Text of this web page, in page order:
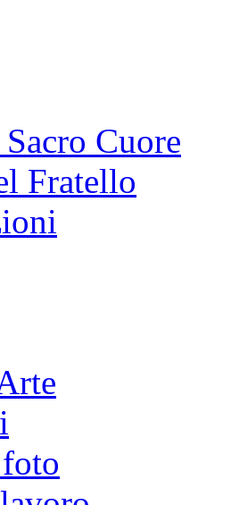
Cuore
Fratello